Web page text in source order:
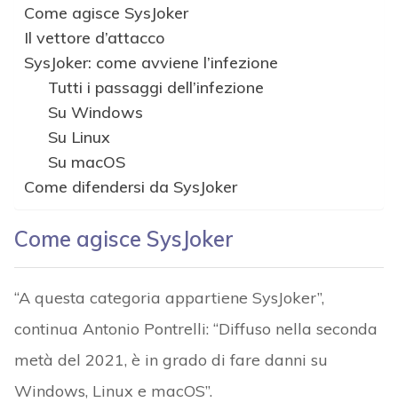
Come agisce SysJoker
Il vettore d’attacco
SysJoker: come avviene l’infezione
Tutti i passaggi dell’infezione
Su Windows
Su Linux
Su macOS
Come difendersi da SysJoker
Come agisce SysJoker
“A questa categoria appartiene SysJoker”,
continua Antonio Pontrelli: “Diffuso nella seconda
metà del 2021, è in grado di fare danni su
Windows, Linux e macOS”.